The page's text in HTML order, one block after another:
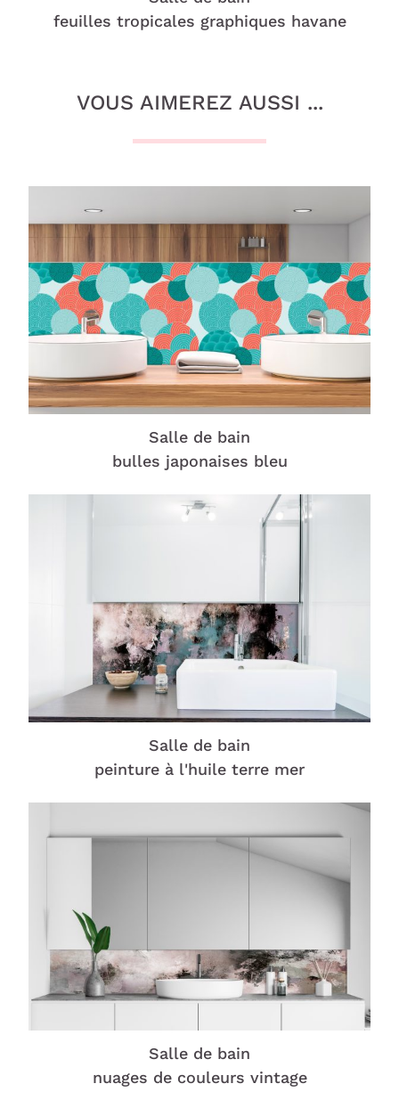
feuilles tropicales graphiques havane
VOUS AIMEREZ AUSSI ...
Salle de bain
bulles japonaises bleu
Salle de bain
peinture à l'huile terre mer
Salle de bain
nuages de couleurs vintage